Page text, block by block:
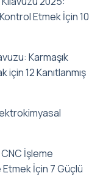
Etmek İçin 10
Karmaşık
12 Kanıtlanmış
İşleme
Etmek İçin 7 Güçlü